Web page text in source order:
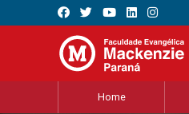
Home